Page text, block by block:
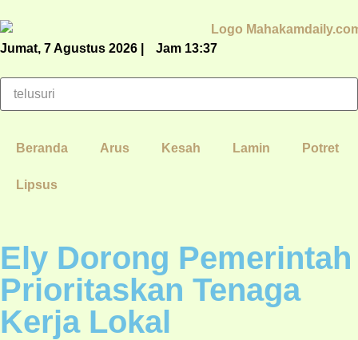
Jumat, 7 Agustus 2026 | Jam 13:37
Beranda Arus Kesah Lamin Potret
Lipsus
Ely Dorong Pemerintah
Prioritaskan Tenaga
Kerja Lokal